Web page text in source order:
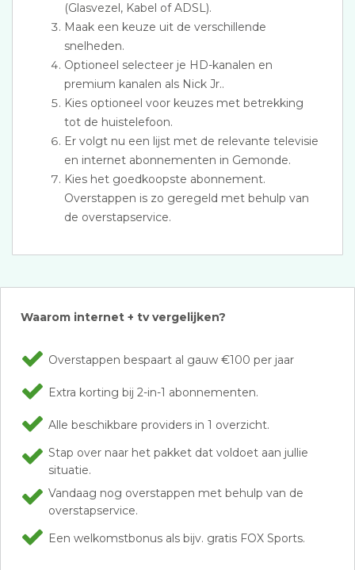
(Glasvezel, Kabel of ADSL).
Maak een keuze uit de verschillende
snelheden.
Optioneel selecteer je HD-kanalen en
premium kanalen als Nick Jr..
Kies optioneel voor keuzes met betrekking
tot de huistelefoon.
Er volgt nu een lijst met de relevante televisie
en internet abonnementen in Gemonde.
Kies het goedkoopste abonnement.
Overstappen is zo geregeld met behulp van
de overstapservice.
Waarom internet + tv vergelijken?
Overstappen bespaart al gauw €100 per jaar
Extra korting bij 2-in-1 abonnementen.
Alle beschikbare providers in 1 overzicht.
Stap over naar het pakket dat voldoet aan jullie
situatie.
Vandaag nog overstappen met behulp van de
overstapservice.
Een welkomstbonus als bijv. gratis FOX Sports.